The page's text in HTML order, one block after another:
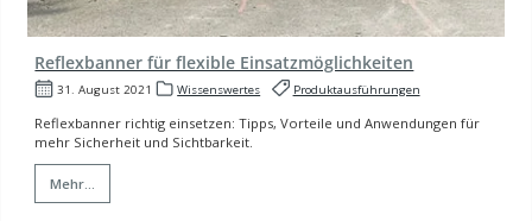
Reflexbanner für flexible Einsatzmöglichkeiten
31. August 2021 Wissenswertes Produktausführungen
Reflexbanner richtig einsetzen: Tipps, Vorteile und Anwendungen für
mehr Sicherheit und Sichtbarkeit.
Mehr...